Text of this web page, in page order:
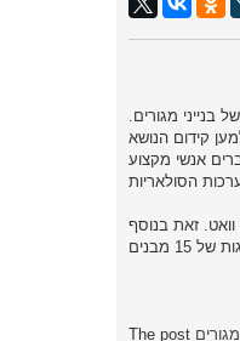
о
о
е
о
о
е
и
בנייני מגורים.
קידום הנושא
אנשי מקצוע
התקינה חברת יפה נוף מערכות סולאריות על גגות של 15 בתי ספר בעיר בהספק כולל של כ- 2.2 קילו וואט. זאת בנוסף
The post